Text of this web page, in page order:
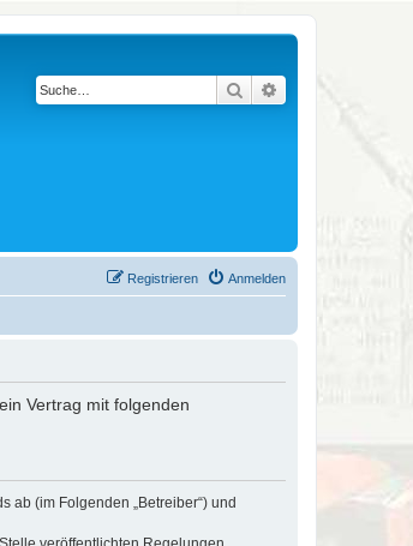
Suche Erweiterte Suche
Anmelden
Registrieren
Vertrag mit folgenden
ab (im Folgenden „Betreiber“) und